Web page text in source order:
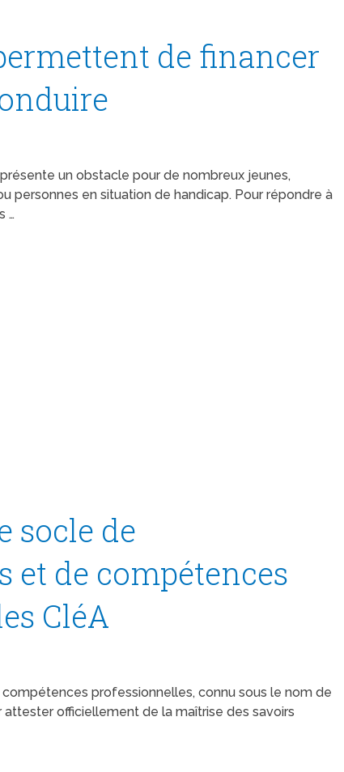
de financer
un obstacle pour de nombreux jeunes,
personnes en situation de handicap. Pour répondre à
…
socle de
et de compétences
CléA
professionnelles, connu sous le nom de
officiellement de la maîtrise des savoirs